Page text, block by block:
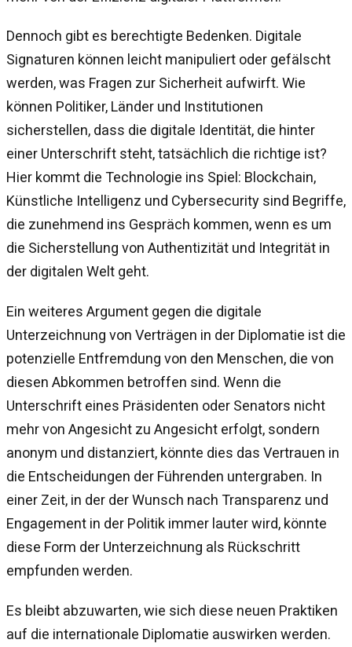
Dennoch gibt es berechtigte Bedenken. Digitale
Signaturen können leicht manipuliert oder gefälscht
werden, was Fragen zur Sicherheit aufwirft. Wie
können Politiker, Länder und Institutionen
sicherstellen, dass die digitale Identität, die hinter
einer Unterschrift steht, tatsächlich die richtige ist?
Hier kommt die Technologie ins Spiel: Blockchain,
Künstliche Intelligenz und Cybersecurity sind Begriffe,
die zunehmend ins Gespräch kommen, wenn es um
die Sicherstellung von Authentizität und Integrität in
der digitalen Welt geht.
Ein weiteres Argument gegen die digitale
Unterzeichnung von Verträgen in der Diplomatie ist die
potenzielle Entfremdung von den Menschen, die von
diesen Abkommen betroffen sind. Wenn die
Unterschrift eines Präsidenten oder Senators nicht
mehr von Angesicht zu Angesicht erfolgt, sondern
anonym und distanziert, könnte dies das Vertrauen in
die Entscheidungen der Führenden untergraben. In
einer Zeit, in der der Wunsch nach Transparenz und
Engagement in der Politik immer lauter wird, könnte
diese Form der Unterzeichnung als Rückschritt
empfunden werden.
Es bleibt abzuwarten, wie sich diese neuen Praktiken
auf die internationale Diplomatie auswirken werden.